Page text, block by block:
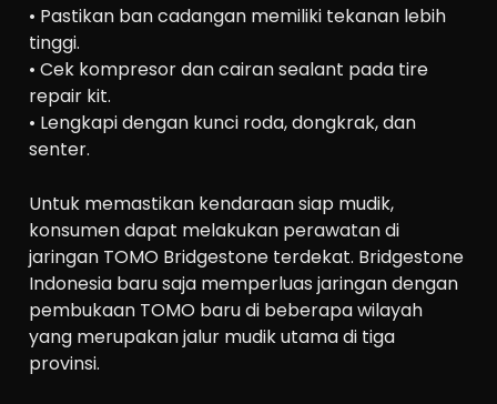
• Pastikan ban cadangan memiliki tekanan lebih
tinggi.
• Cek kompresor dan cairan sealant pada tire
repair kit.
• Lengkapi dengan kunci roda, dongkrak, dan
senter.
Untuk memastikan kendaraan siap mudik,
konsumen dapat melakukan perawatan di
jaringan TOMO Bridgestone terdekat. Bridgestone
Indonesia baru saja memperluas jaringan dengan
pembukaan TOMO baru di beberapa wilayah
yang merupakan jalur mudik utama di tiga
provinsi.